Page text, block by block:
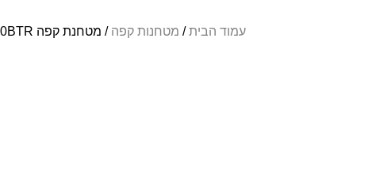
עמוד הבית/ מטחנות קפה / מטחנת קפה The Dose Control™ Pro SCG600BTR